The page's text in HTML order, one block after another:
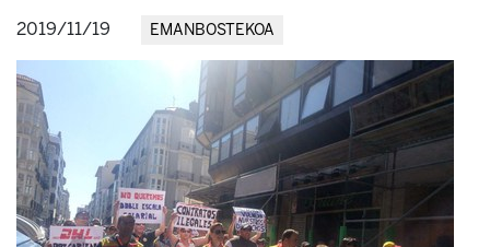
2019/11/19 EMANBOSTEKOA